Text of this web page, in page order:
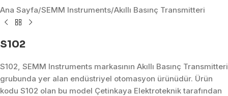
Ana Sayfa/SEMM Instruments/Akıllı Basınç Transmitteri
S102
S102, SEMM Instruments markasının Akıllı Basınç Transmitteri
grubunda yer alan endüstriyel otomasyon ürünüdür. Ürün
kodu S102 olan bu model Çetinkaya Elektroteknik tarafından